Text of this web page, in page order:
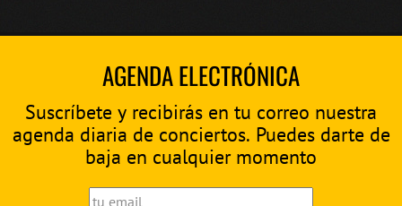
AGENDA ELECTRÓNICA
Suscríbete y recibirás en tu correo nuestra
agenda diaria de conciertos. Puedes darte de
baja en cualquier momento